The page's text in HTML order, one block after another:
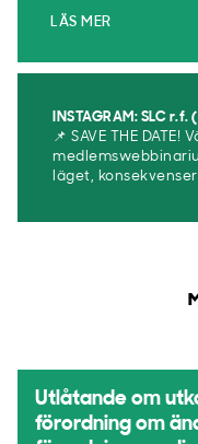
LÄS MER
INSTAGRAM: SLC
📌 SAVE THE DATE!
läget,
Utlåtande om
förordning om